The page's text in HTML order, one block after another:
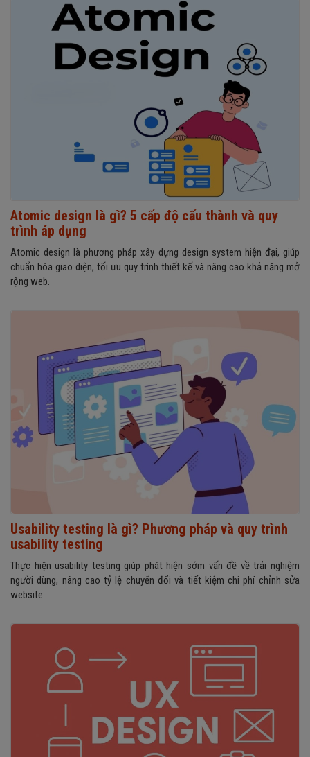
Atomic design là gì? 5 cấp độ cấu thành và quy
trình áp dụng
Atomic design là phương pháp xây dựng design system hiện đại, giúp
chuẩn hóa giao diện, tối ưu quy trình thiết kế và nâng cao khả năng mở
rộng web.
Usability testing là gì? Phương pháp và quy trình
usability testing
Thực hiện usability testing giúp phát hiện sớm vấn đề về trải nghiệm
người dùng, nâng cao tỷ lệ chuyển đổi và tiết kiệm chi phí chỉnh sửa
website.